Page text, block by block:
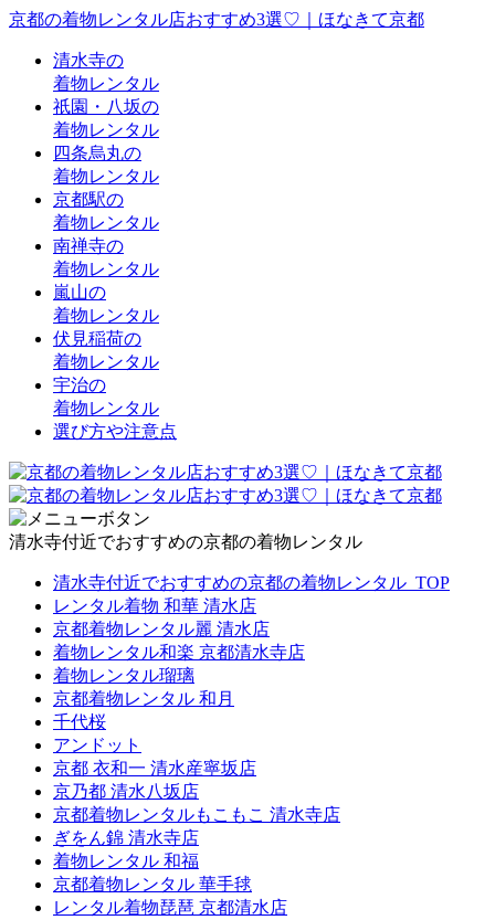
京都の着物レンタル店おすすめ3選♡｜ほなきて京都
清水寺の
着物レンタル
祇園・八坂の
着物レンタル
四条烏丸の
着物レンタル
京都駅の
着物レンタル
南禅寺の
着物レンタル
嵐山の
着物レンタル
伏見稲荷の
着物レンタル
宇治の
着物レンタル
選び方や注意点
清水寺付近でおすすめの京都の着物レンタル
清水寺付近でおすすめの京都の着物レンタル_TOP
レンタル着物 和華 清水店
京都着物レンタル麗 清水店
着物レンタル和楽 京都清水寺店
着物レンタル瑠璃
京都着物レンタル 和月
千代桜
アンドット
京都 衣和一 清水産寧坂店
京乃都 清水八坂店
京都着物レンタルもこもこ 清水寺店
ぎをん錦 清水寺店
着物レンタル 和福
京都着物レンタル 華手毬
レンタル着物琵琶 京都清水店